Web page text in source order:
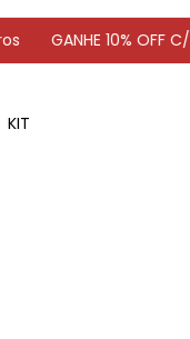
GANHE 10% OFF C/
KIT